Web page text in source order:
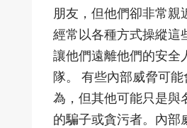
朋友，但他們卻非常親
經常以各種方式操縱這
讓他們遠離他們的安全
隊。 有些內部威脅可
為，但其他可能只是與
的騙子或貪污者。內部